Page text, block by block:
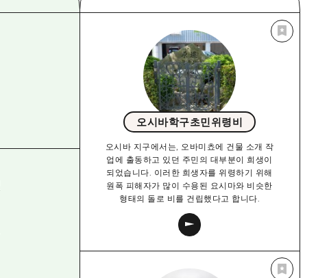
오시바학구초민위령비
오시바 지구에서는, 오바미쵸에 건물 소개 작
업에 출동하고 있던 주민의 대부분이 희생이
되었습니다. 이러한 희생자를 위령하기 위해
원폭 피해자가 많이 수용된 요시마와 비슷한
형태의 돌로 비를 건립했다고 합니다.